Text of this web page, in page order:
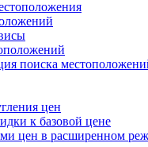
поиска
цен
к базовой цене
цен в расширенном